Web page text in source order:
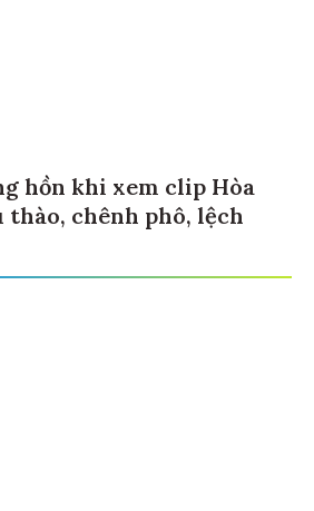
hồn khi xem clip Hòa
chênh phô, lệch